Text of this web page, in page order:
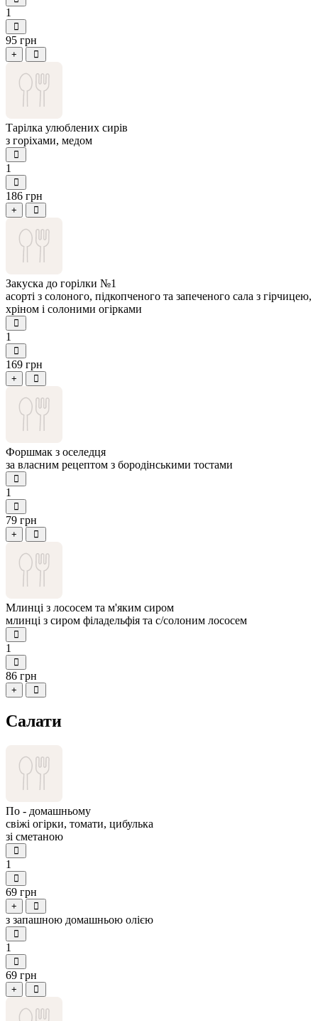
1
95 грн
+
Тарілка улюблених сирів
з горіхами, медом
1
186 грн
+
Закуска до горілки №1
асорті з солоного, підкопченого та запеченого сала з гірчицею,
хріном і солоними огірками
1
169 грн
+
Форшмак з оселедця
за власним рецептом з бородінськими тостами
1
79 грн
+
Млинці з лососем та м'яким сиром
млинці з сиром філадельфія та с/солоним лососем
1
86 грн
+
Салати
По - домашньому
свіжі огірки, томати, цибулька
зі сметаною
1
69 грн
+
з запашною домашньою олією
1
69 грн
+